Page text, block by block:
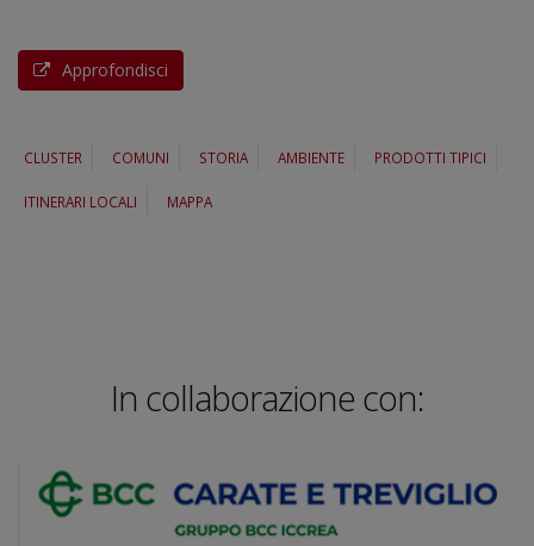
Approfondisci
CLUSTER COMUNI STORIA AMBIENTE PRODOTTI TIPICI
ITINERARI LOCALI MAPPA
In collaborazione con: